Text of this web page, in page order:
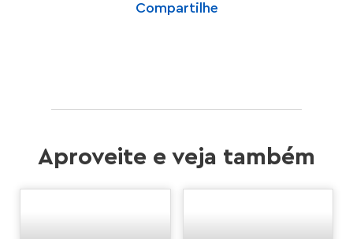
Compartilhe
Aproveite e veja também